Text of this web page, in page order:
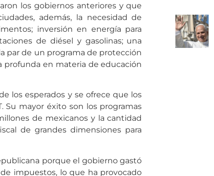
los gobiernos anteriores y que
además, la necesidad de
inversión en energía para
de diésel y gasolinas; una
par de un programa de protección
profunda en materia de educación
los esperados y se ofrece que los
Su mayor éxito son los programas
de mexicanos y la cantidad
de grandes dimensiones para
porque el gobierno gastó
impuestos, lo que ha provocado